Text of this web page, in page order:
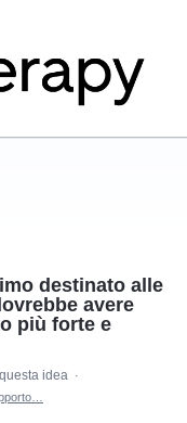
destinato alle
avere
più forte e
idea ·